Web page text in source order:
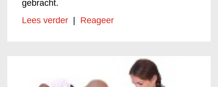
gebracht.
Lees verder
Reageer